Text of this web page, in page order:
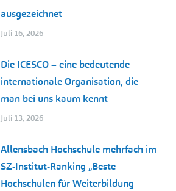
ausgezeichnet
Juli 16, 2026
Die ICESCO – eine bedeutende
internationale Organisation, die
man bei uns kaum kennt
Juli 13, 2026
Allensbach Hochschule mehrfach im
SZ-Institut-Ranking „Beste
Hochschulen für Weiterbildung